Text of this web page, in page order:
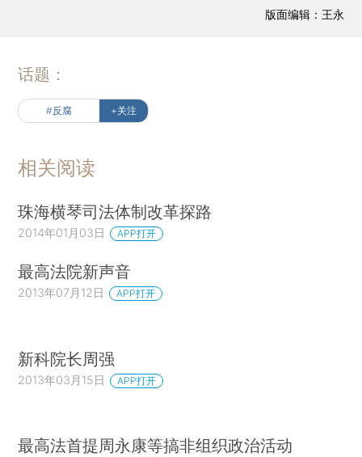
版面编辑：王永
话题：
#反腐 +关注
相关阅读
珠海横琴司法体制改革探路
2014年01月03日 APP打开
最高法院新声音
2013年07月12日 APP打开
新科院长周强
2013年03月15日 APP打开
最高法首提周永康等搞非组织政治活动